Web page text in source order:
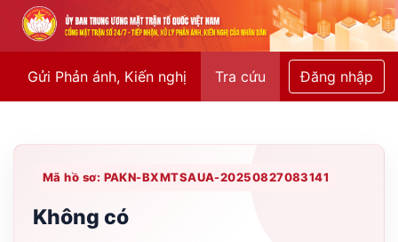
Gửi Phản ánh, Kiến nghị Tra cứu Đăng nhập
Mã hồ sơ: PAKN-BXMTSAUA-20250827083141
Không có